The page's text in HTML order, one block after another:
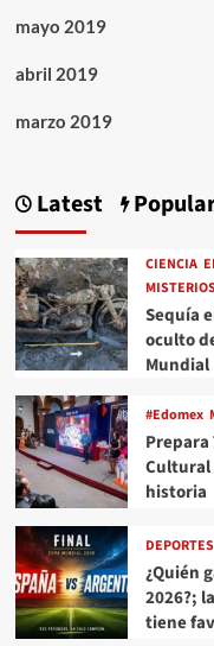
mayo 2019
abril 2019
marzo 2019
Latest
CIENCIA
Sequía
oculto
Mundial
#Edomex
Prepara
Cultural
historia
DEPORTES
¿Quién
2026?;
tiene